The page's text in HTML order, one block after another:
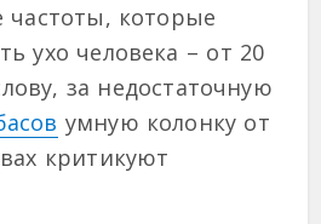
частоты, которые
ухо человека – от 20
за недостаточную
умную колонку от
критикуют